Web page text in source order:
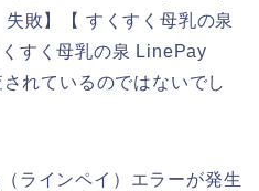
敗】【 すくすく母乳の泉
すく母乳の泉 LinePay
れているのではないでし
ラインペイ）エラーが発生